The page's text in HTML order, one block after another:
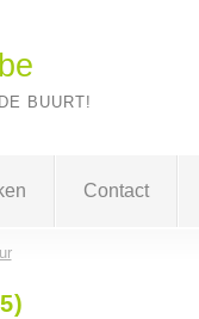
BUURT!
Contact